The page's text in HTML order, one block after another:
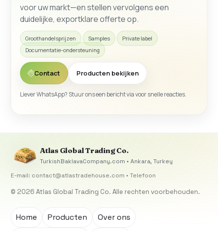
voor uw markt—en stellen vervolgens een
duidelijke, exportklare offerte op.
Groothandelsprijzen Samples
Private label
Documentatie-ondersteuning
Contact Producten bekijken
Liever WhatsApp? Stuur ons een bericht viavoor snelle reacties.
Atlas Global Trading Co.
TurkishBaklavaCompany.com • Ankara, Turkey
E-mail: contact@atlastradehouse.com • Telefoon
© 2026 Atlas Global Trading Co. Alle rechten voorbehouden.
Home Producten Over ons